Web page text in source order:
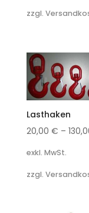
zzgl.
Lasthaken
20,00 € –
exkl. MwSt.
zzgl.